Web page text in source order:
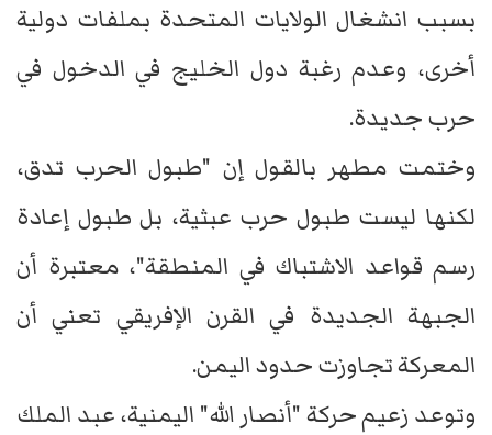
بسبب انشغال الولايات المتحدة بملفات دولية
أخرى، وعدم رغبة دول الخليج في الدخول في
حرب جديدة.
وختمت مطهر بالقول إن "طبول الحرب تدق،
لكنها ليست طبول حرب عبثية، بل طبول إعادة
رسم قواعد الاشتباك في المنطقة"، معتبرة أن
الجبهة الجديدة في القرن الإفريقي تعني أن
المعركة تجاوزت حدود اليمن.
وتوعد زعيم حركة "أنصار الله" اليمنية، عبد الملك